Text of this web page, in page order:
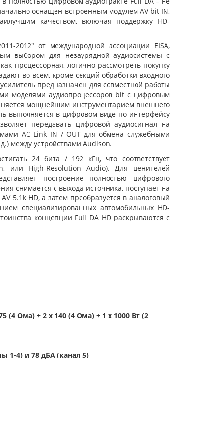
оснащен встроенным модулем AV bit IN,
качеством, включая поддержку HD-
2012" от международной ассоциации EISA,
выбором для незаурядной аудиосистемы с
процессорная, логично рассмотреть покупку
во всем, кроме секций обработки входного
предназначен для совместной работы
моделями аудиопроцессоров bit c цифровым
мощнейшим инструментарием внешнего
выполняется в цифровом виде по интерфейсу
передавать цифровой аудиосигнал на
AС Link IN / OUT для обмена служебными
между устройствами Audison.
24 бита / 192 кГц, что соответствует
или High-Resolution Audio). Для ценителей
построение полностью цифрового
снимается с выхода источника, поступает на
5.1k HD, а затем преобразуется в аналоговый
специализированных автомобильных HD-
концепции Full DA HD раскрываются с
(4 Ома) + 2 х 140 (4 Ома) + 1 х 1000 Вт (2
1-4) и 78 дБА (канал 5)